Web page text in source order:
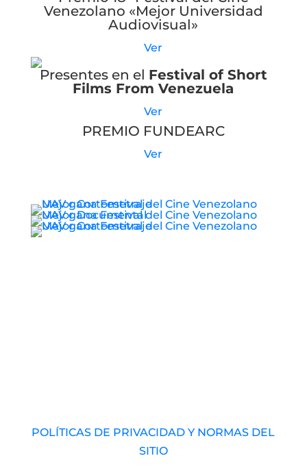
Venezolano «Mejor Universidad
Audiovisual»
Ver
Presentes en el Festival of Short
Films From Venezuela
Ver
PREMIO FUNDEARC
Ver
POLÍTICAS DE PRIVACIDAD Y NORMAS DEL
SITIO